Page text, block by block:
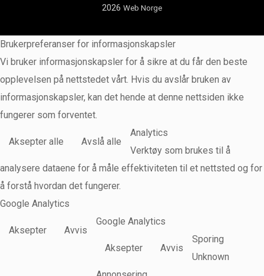
2026 Web Norge
Brukerpreferanser for informasjonskapsler
Vi bruker informasjonskapsler for å sikre at du får den beste
opplevelsen på nettstedet vårt. Hvis du avslår bruken av
informasjonskapsler, kan det hende at denne nettsiden ikke
fungerer som forventet.
Aksepter alle Avslå alle
Analytics
Verktøy som brukes til å
analysere dataene for å måle effektiviteten til et nettsted og for
å forstå hvordan det fungerer.
Google Analytics
Aksepter Avvis
Google Analytics
Aksepter Avvis
Sporing
Unknown